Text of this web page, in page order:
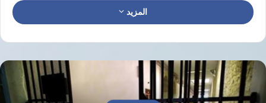
الإسلامية الإيرانية سجلت النسبة الأعلى من
الضحايا بين صفوف الأطفال حيث وصل عدد القتلى
نتيجة القصف المباشر والعمليات القتالية المستمرة
في حين جاءت الجمهورية اللبنانية في المرتبة
المزيد